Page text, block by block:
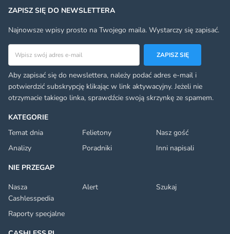
KATEGORIE
Temat dnia
Felietony
Nasz gość
Analizy
Poradniki
Inni napisali
NIE PRZEGAP
Nasza
Cashlesspedia
Alert Szukaj
Raporty specjalne
ZAPISZ SIĘ DO NEWSLETTERA
Najnowsze wpisy prosto na Twojego maila. Wystarczy się zapisać.
Adres email
ZAPISZ SIĘ
Aby zapisać się do newslettera, należy podać adres e-mail i
potwierdzić subskrypcję klikając w link aktywacyjny. Jeżeli nie
otrzymacie takiego linka, sprawdźcie swoją skrzynkę ze spamem.